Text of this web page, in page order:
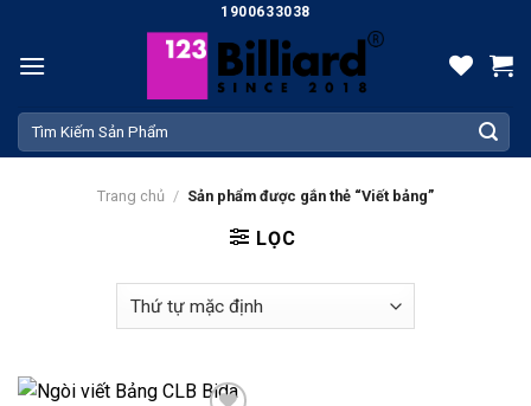
content
1900633038
Tìm
kiếm:
Trang chủ / Sản phẩm được gắn thẻ “Viết bảng”
LỌC